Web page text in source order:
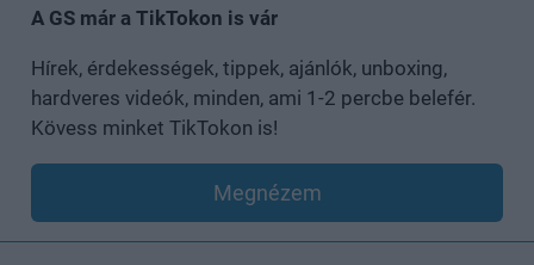
A GS már a TikTokon is vár
Hírek, érdekességek, tippek, ajánlók, unboxing,
hardveres videók, minden, ami 1-2 percbe belefér.
Kövess minket TikTokon is!
Megnézem